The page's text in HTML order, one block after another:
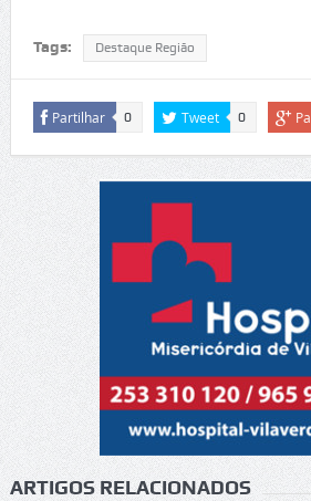
Tags: Destaque Região
Partilhar 0 Tweet 0
ARTIGOS RELACIONADOS